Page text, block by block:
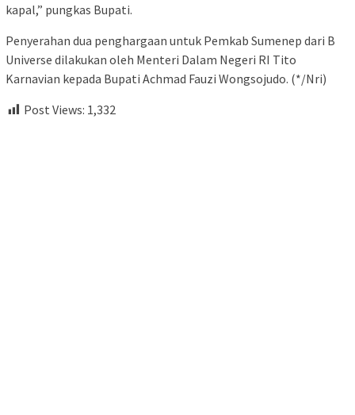
kapal,” pungkas Bupati.
Penyerahan dua penghargaan untuk Pemkab Sumenep dari B
Universe dilakukan oleh Menteri Dalam Negeri RI Tito
Karnavian kepada Bupati Achmad Fauzi Wongsojudo. (*/Nri)
Post Views: 1,332